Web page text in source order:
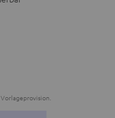
Vorlageprovision.